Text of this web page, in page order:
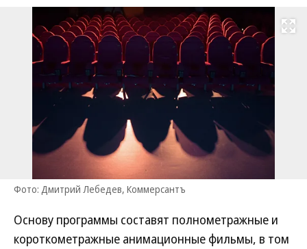
Развернуть
Фото: Дмитрий Лебедев, Коммерсантъ
Основу программы составят полнометражные и
короткометражные анимационные фильмы, в том